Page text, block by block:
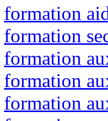
formation
formation
formation
formation
formation